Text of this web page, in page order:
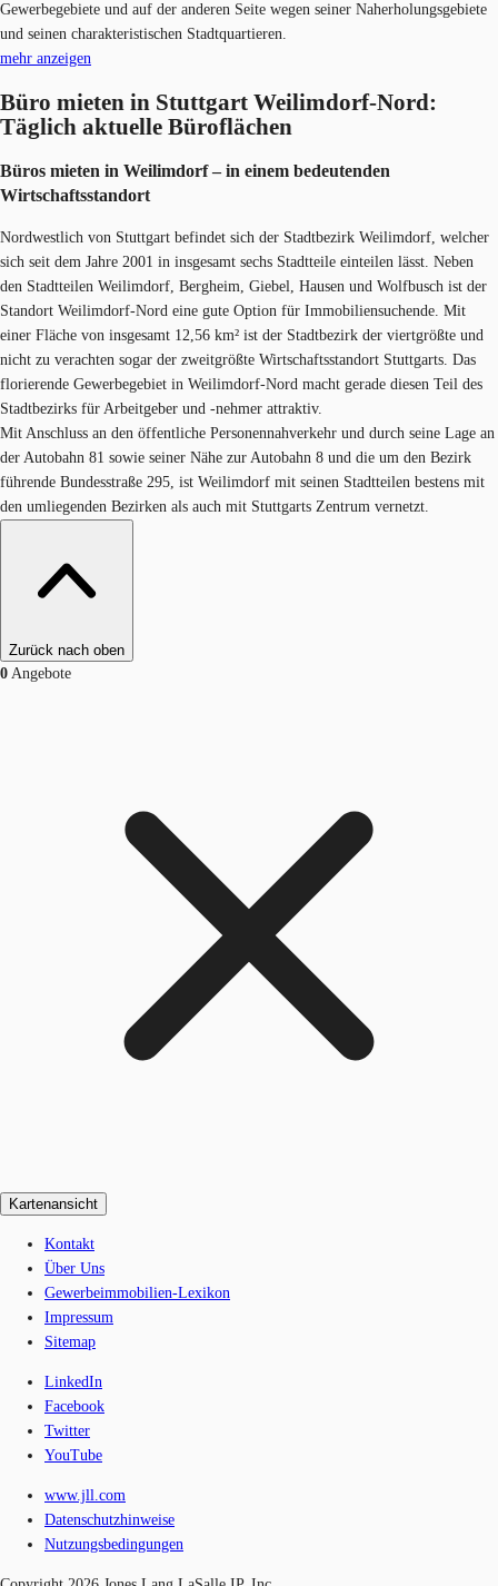
Gewerbegebiete und auf der anderen Seite wegen seiner Naherholungsgebiete
und seinen charakteristischen Stadtquartieren.
mehr anzeigen
Büro mieten in Stuttgart Weilimdorf-Nord:
Täglich aktuelle Büroflächen
Büros mieten in Weilimdorf – in einem bedeutenden
Wirtschaftsstandort
Nordwestlich von Stuttgart befindet sich der Stadtbezirk Weilimdorf, welcher
sich seit dem Jahre 2001 in insgesamt sechs Stadtteile einteilen lässt. Neben
den Stadtteilen Weilimdorf, Bergheim, Giebel, Hausen und Wolfbusch ist der
Standort Weilimdorf-Nord eine gute Option für Immobiliensuchende. Mit
einer Fläche von insgesamt 12,56 km² ist der Stadtbezirk der viertgrößte und
nicht zu verachten sogar der zweitgrößte Wirtschaftsstandort Stuttgarts. Das
florierende Gewerbegebiet in Weilimdorf-Nord macht gerade diesen Teil des
Stadtbezirks für Arbeitgeber und -nehmer attraktiv.
Mit Anschluss an den öffentliche Personennahverkehr und durch seine Lage an
der Autobahn 81 sowie seiner Nähe zur Autobahn 8 und die um den Bezirk
führende Bundesstraße 295, ist Weilimdorf mit seinen Stadtteilen bestens mit
den umliegenden Bezirken als auch mit Stuttgarts Zentrum vernetzt.
Zurück nach oben
0 Angebote
Kartenansicht
Kontakt
Über Uns
Gewerbeimmobilien-Lexikon
Impressum
Sitemap
LinkedIn
Facebook
Twitter
YouTube
www.jll.com
Datenschutzhinweise
Nutzungsbedingungen